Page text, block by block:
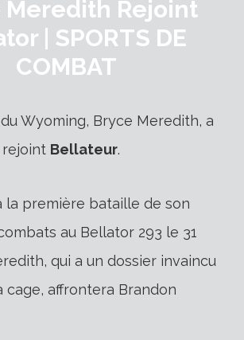
Meredith Rejoint
| SPORTS DE
COMBAT
du Wyoming, Bryce Meredith, a
Bellateur.
la première bataille de son
au Bellator 293 le 31
qui a un dossier invaincu
cage, affrontera Brandon